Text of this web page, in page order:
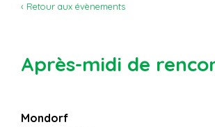
‹ Retour aux évènements
Après-midi de
Mondorf